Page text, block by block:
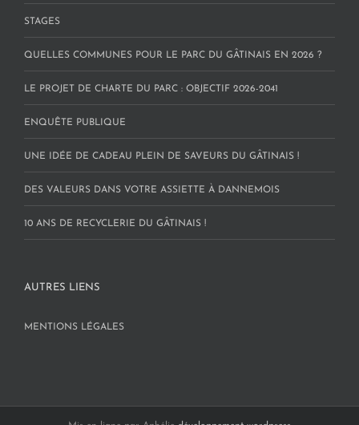
STAGES
QUELLES COMMUNES POUR LE PARC DU GÂTINAIS EN 2026 ?
LE PROJET DE CHARTE DU PARC : OBJECTIF 2026-2041
ENQUÊTE PUBLIQUE
UNE IDÉE DE CADEAU PLEIN DE SAVEURS DU GÂTINAIS !
DES VALEURS DANS VOTRE ASSIETTE À DANNEMOIS
10 ANS DE RECYCLERIE DU GÂTINAIS !
AUTRES LIENS
MENTIONS LÉGALES